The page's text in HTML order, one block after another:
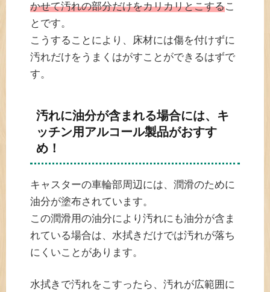
かせて汚れの部分だけをカリカリとこするこ
とです。
こうすることにより、床材には傷を付けずに
汚れだけをうまくはがすことができるはずで
す。
汚れに油分が含まれる場合には、キ
ッチン用アルコール製品がおすす
め！
キャスターの車輪部周辺には、潤滑のために
油分が塗布されています。
この潤滑用の油分により汚れにも油分が含ま
れている場合は、水拭きだけでは汚れが落ち
にくいことがあります。
水拭きで汚れをこすったら、汚れが広範囲に